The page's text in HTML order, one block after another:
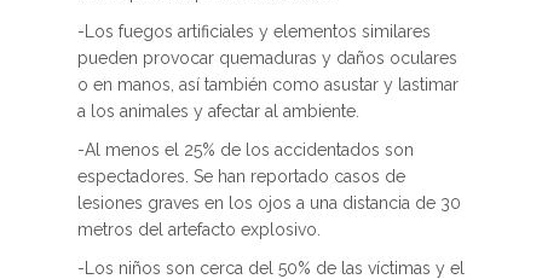
-Los fuegos artificiales y elementos similares
pueden provocar quemaduras y daños oculares
o en manos, así también como asustar y lastimar
a los animales y afectar al ambiente.
-Al menos el 25% de los accidentados son
espectadores. Se han reportado casos de
lesiones graves en los ojos a una distancia de 30
metros del artefacto explosivo.
-Los niños son cerca del 50% de las víctimas y el